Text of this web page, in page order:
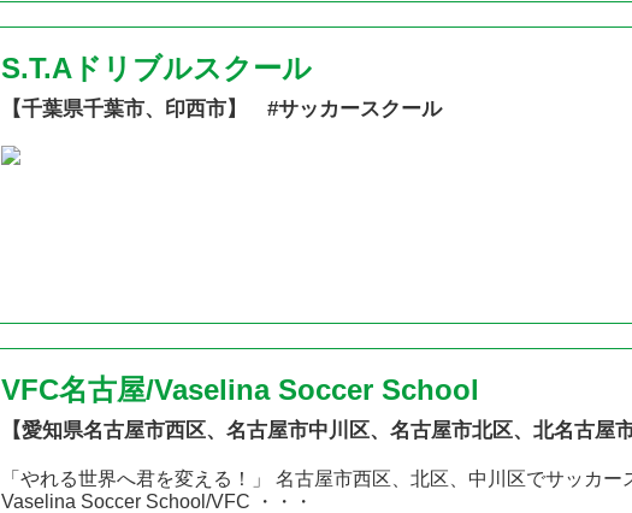
S.T.Aドリブルスクール
【千葉県千葉市、印西市】 #サッカースクール
VFC名古屋/Vaselina Soccer School
【愛知県名古屋市西区、名古屋市中川区、名古屋市北区、北名古
「やれる世界へ君を変える！」 名古屋市西区、北区、中川区でサッカー
Vaselina Soccer School/VFC ・・・